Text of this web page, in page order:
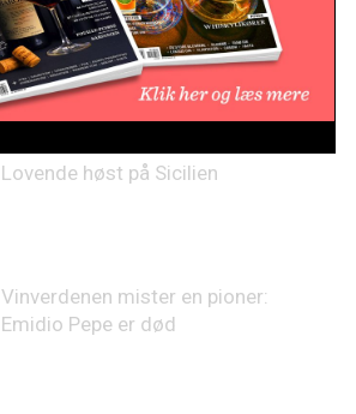
Australsk vineksport falder til
laveste niveau i 22 år
Lovende høst på Sicilien
Vinverdenen mister en pioner:
Emidio Pepe er død